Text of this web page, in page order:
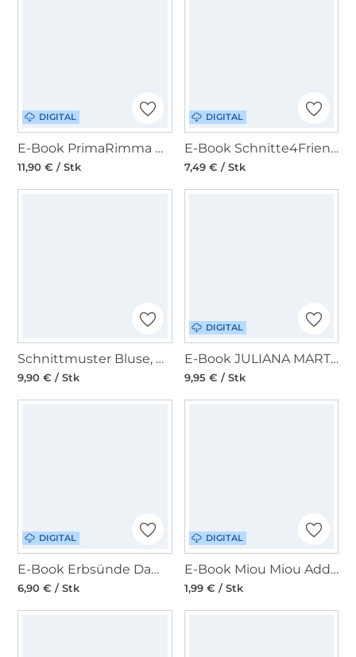
DIGITAL
E-Book PrimaRimma Bluse Kaia
11,90 € / Stk
DIGITAL
E-Book Schnitte4Friends Selma Tunika/Bluse
7,49 € / Stk
Schnittmuster Bluse, Burda 5887
9,90 € / Stk
DIGITAL
E-Book JULIANA MARTEJEVS Bluse Basic Hemd
9,95 € / Stk
DIGITAL
E-Book Erbsünde Damen Bluse Manaus
6,90 € / Stk
DIGITAL
E-Book Miou Miou Add on Glockenärmel zur Shirtbluse Nellie
1,99 € / Stk